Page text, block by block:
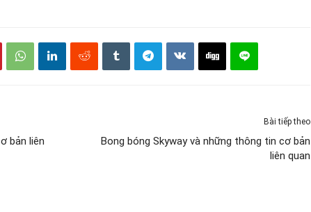
bản liên
Bài tiếp theo
Bong bóng Skyway và những thông tin cơ bản
liên quan